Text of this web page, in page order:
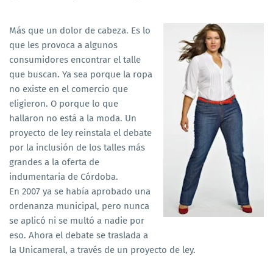
Más que un dolor de cabeza. Es lo
que les provoca a algunos
consumidores encontrar el talle
que buscan. Ya sea porque la ropa
no existe en el comercio que
eligieron. O porque lo que
hallaron no está a la moda. Un
proyecto de ley reinstala el debate
por la inclusión de los talles más
grandes a la oferta de
indumentaria de Córdoba.
En 2007 ya se había aprobado una
ordenanza municipal, pero nunca
se aplicó ni se multó a nadie por
eso. Ahora el debate se traslada a
la Unicameral, a través de un proyecto de ley.